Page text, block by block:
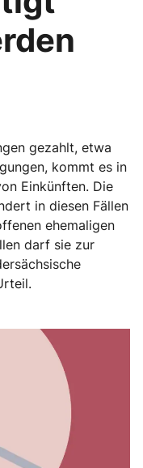
gezahlt, etwa
kommt es in
Einkünften. Die
in diesen Fällen
ehemaligen
darf sie zur